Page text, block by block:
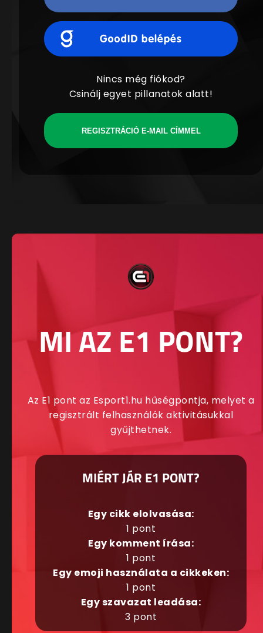
Nincs még fiókod?
Csinálj egyet pillanatok alatt!
REGISZTRÁCIÓ E-MAIL CÍMMEL
MI AZ E1 PONT?
Az E1 pont az Esport1.hu hűségpontja, melyet a
regisztrált felhasználók aktivitásukkal
gyűjthetnek.
MIÉRT JÁR E1 PONT?
Egy cikk elolvasása:
1 pont
Egy komment írása:
1 pont
Egy emoji használata a cikkeken:
1 pont
Egy szavazat leadása:
3 pont